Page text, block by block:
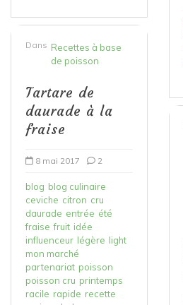
Dans Recettes à base
de poisson
Tartare de
daurade à la
fraise
8 mai 2017 2
blog blog culinaire
ceviche citron cru
daurade entrée été
fraise fruit idée
influenceur légère light
mon marché
partenariat poisson
poisson cru printemps
racile rapide recette